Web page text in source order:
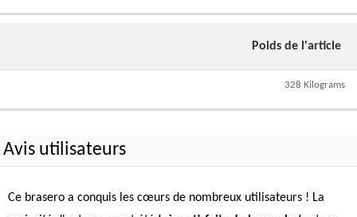
Poids de l'article
328 Kilograms
Avis utilisateurs
Ce brasero a conquis les cœurs de nombreux utilisateurs ! La